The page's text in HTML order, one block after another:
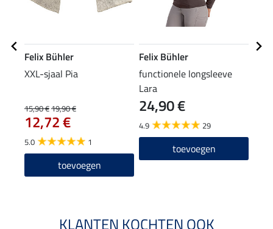
Felix Bühler
XXL-sjaal Pia
15,90 €19,90 €
12,72 €
5.0 1
toevoegen
Felix Bühler
functionele longsleeve
Lara
24,90 €
4.9 29
toevoegen
KLANTEN KOCHTEN OOK